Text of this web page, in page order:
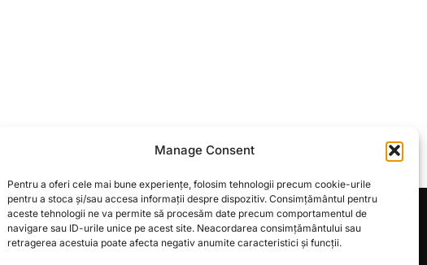
Manage Consent
Pentru a oferi cele mai bune experiențe, folosim tehnologii precum cookie-urile
pentru a stoca și/sau accesa informații despre dispozitiv. Consimțământul pentru
aceste tehnologii ne va permite să procesăm date precum comportamentul de
navigare sau ID-urile unice pe acest site. Neacordarea consimțământului sau
retragerea acestuia poate afecta negativ anumite caracteristici și funcții.
Inspiro ThemedeWPZOOM